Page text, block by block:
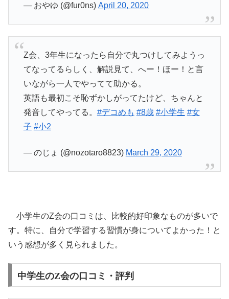
— おやゆ (@fur0ns) April 20, 2020
Z会、3年生になったら自分で丸つけしてみようっ
てなってるらしく、解説見て、へー！ほー！と言
いながら一人でやってて助かる。
英語も最初こそ恥ずかしがってたけど、ちゃんと
発音してやってる。 #デコめも #8歳 #小学生 #女
子 #小2
— のじょ (@nozotaro8823) March 29, 2020
小学生のZ会の口コミは、比較的好印象なものが多いで
す。特に、自分で学習する習慣が身についてよかった！と
いう感想が多く見られました。
中学生のZ会の口コミ・評判